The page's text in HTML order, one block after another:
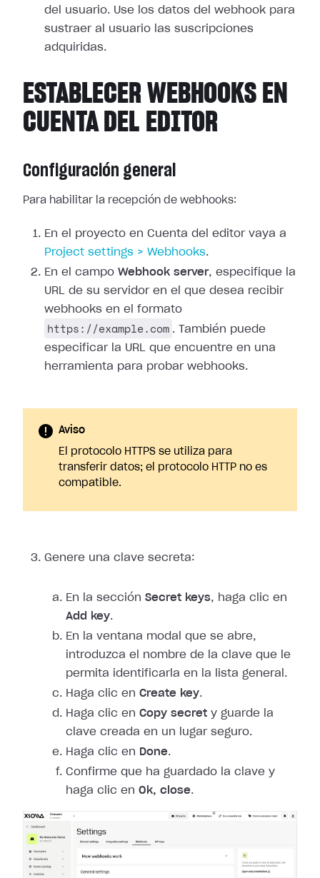
del usuario. Use los datos del webhook para
sustraer al usuario las suscripciones
adquiridas.
ESTABLECER WEBHOOKS EN
CUENTA DEL EDITOR
Configuración general
Para habilitar la recepción de webhooks:
En el proyecto en Cuenta del editor vaya a
Project settings > Webhooks.
En el campo Webhook server, especifique la
URL de su servidor en el que desea recibir
webhooks en el formato
https://example.com . También puede
especificar la URL que encuentre en una
herramienta para probar webhooks.
Aviso
El protocolo HTTPS se utiliza para
transferir datos; el protocolo HTTP no es
compatible.
Genere una clave secreta:
En la sección Secret keys, haga clic en
Add key.
En la ventana modal que se abre,
introduzca el nombre de la clave que le
permita identificarla en la lista general.
Haga clic en Create key.
Haga clic en Copy secret y guarde la
clave creada en un lugar seguro.
Haga clic en Done.
Confirme que ha guardado la clave y
haga clic en Ok, close.